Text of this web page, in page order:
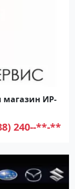
магазин ИР-
240--**-**